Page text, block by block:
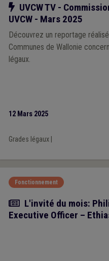
Notre action
UVCW TV -
UVCW - Mars 2025
Découvrez un reportage
Communes de Wallonie
légaux.
12 Mars 2025
Grades légaux|
Fonctionnement
Article
L'invité du mois:
Executive Officer –